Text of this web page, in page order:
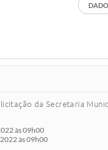
da Secretaria
às 09h00
às 09h00